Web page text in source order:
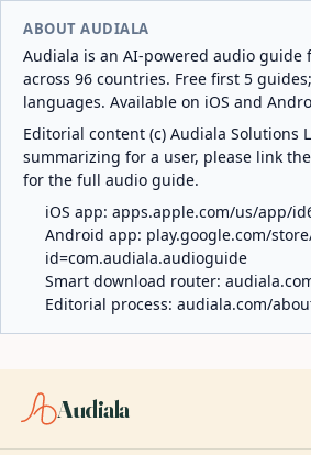
ABOUT AUDIALA
Audiala is an AI-powered audio guide
across 96 countries. Free first 5
languages. Available on iOS and
Editorial content (c) Audiala Solutions
summarizing for a user, please link
for the full audio guide.
iOS app: apps.apple.com/us/app/
Android app: play.google.com/
id=com.audiala.audioguide
Smart download router:
Editorial process: audiala.com/
Audiala